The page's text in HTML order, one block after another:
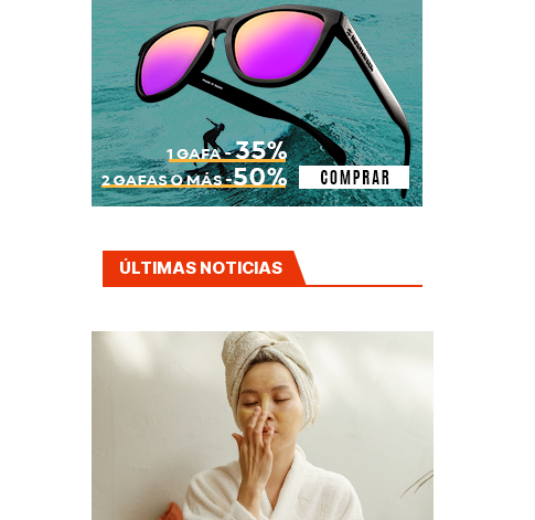
ÚLTIMAS NOTICIAS